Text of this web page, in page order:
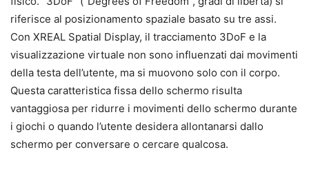
riferisce al posizionamento spaziale basato su tre assi.
Con XREAL Spatial Display, il tracciamento 3DoF e la
visualizzazione virtuale non sono influenzati dai movimenti
della testa dell’utente, ma si muovono solo con il corpo.
Questa caratteristica fissa dello schermo risulta
vantaggiosa per ridurre i movimenti dello schermo durante
i giochi o quando l’utente desidera allontanarsi dallo
schermo per conversare o cercare qualcosa.